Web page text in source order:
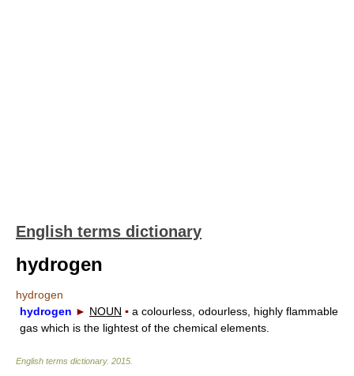
English terms dictionary
hydrogen
hydrogen
hydrogen ► NOUN ▪ a colourless, odourless, highly flammable
gas which is the lightest of the chemical elements.
English terms dictionary. 2015